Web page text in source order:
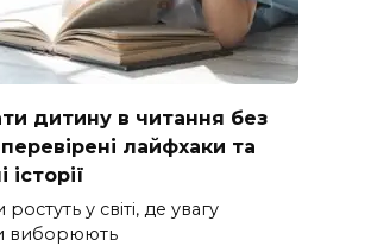
дитину в читання без
лайфхаки та
історії
ростуть у світі, де увагу
виборюють